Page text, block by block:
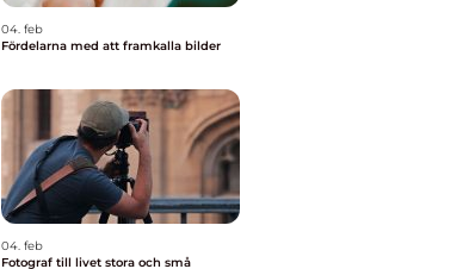
04. feb
Fördelarna med att framkalla bilder
04. feb
Fotograf till livet stora och små